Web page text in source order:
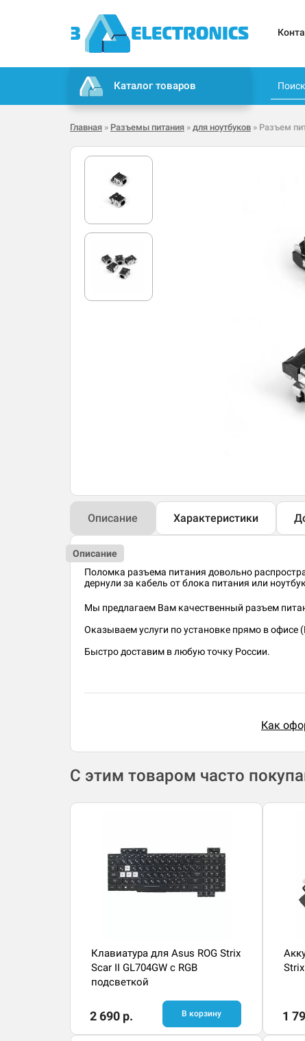
Каталог товаров
Главная » Разъемы питания » для ноутбуков » Разъем
Описание Характеристики
Описание
Поломка разъема питания довольно
дернули за кабель от блока питания или
Мы предлагаем Вам качественный разъем
Оказываем услуги по установке прямо в офисе
Быстро доставим в любую точку России.
Как
С этим товаром часто
Клавиатура для Asus ROG Strix
Scar II GL704GW с RGB
подсветкой
2 690 р. В корзину 1